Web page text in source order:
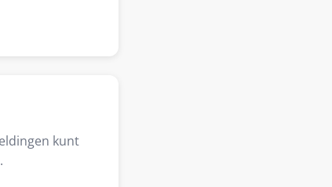
kunt